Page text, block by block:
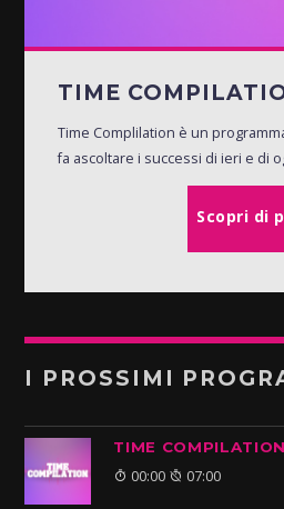
TIME
Time Complilation è un
fa ascoltare i successi di ieri e di
Scopri di
I PROSSIMI
TIME COMPILATION
00:00 07:00